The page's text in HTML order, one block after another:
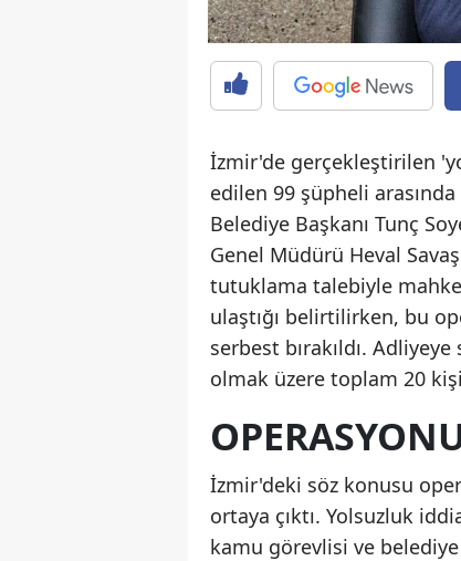
İzmir'de gerçekleştirilen
edilen 99 şüpheli
Belediye Başkanı Tunç
Genel Müdürü Heval
tutuklama talebiyle
ulaştığı belirtilirken, bu
serbest bırakıldı.
olmak üzere toplam 20 kişi
İzmir'deki söz konusu
ortaya çıktı. Yolsuzluk
kamu görevlisi ve belediye